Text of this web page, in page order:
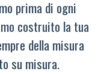
prima di ogni
costruito la tua
della misura
su misura.